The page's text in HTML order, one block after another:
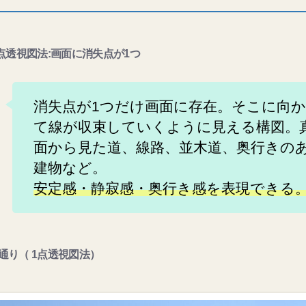
透視図法:画面に消失点が1つ
消失点が1つだけ画面に存在。そこに向
て線が収束していくように見える構図。
面から見た道、線路、並木道、奥行きの
建物など。
安定感・静寂感・奥行き感を表現できる
り（ 1点透視図法）